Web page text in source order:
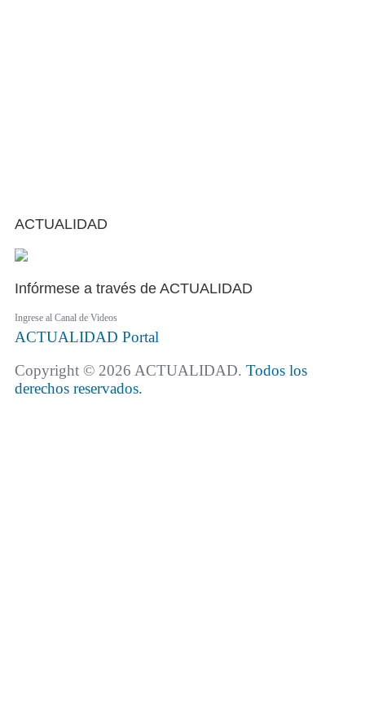
ACTUALIDAD
Infórmese a través de ACTUALIDAD
Ingrese al Canal de Videos
ACTUALIDAD Portal
Copyright © 2026 ACTUALIDAD. Todos los
derechos reservados.